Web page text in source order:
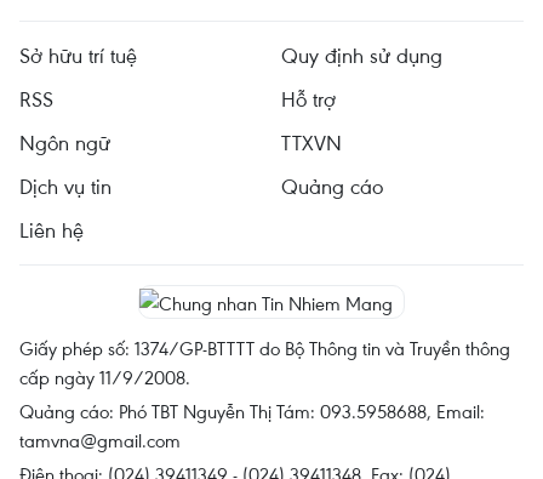
Sở hữu trí tuệ
Quy định sử dụng
RSS
Hỗ trợ
Ngôn ngữ
TTXVN
Dịch vụ tin
Quảng cáo
Liên hệ
Giấy phép số: 1374/GP-BTTTT do Bộ Thông tin và Truyền thông
cấp ngày 11/9/2008.
Quảng cáo: Phó TBT Nguyễn Thị Tám: 093.5958688, Email:
tamvna@gmail.com